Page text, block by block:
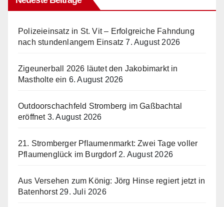
Polizeieinsatz in St. Vit – Erfolgreiche Fahndung
nach stundenlangem Einsatz 7. August 2026
Zigeunerball 2026 läutet den Jakobimarkt in
Mastholte ein 6. August 2026
Outdoorschachfeld Stromberg im Gaßbachtal
eröffnet 3. August 2026
21. Stromberger Pflaumenmarkt: Zwei Tage voller
Pflaumenglück im Burgdorf 2. August 2026
Aus Versehen zum König: Jörg Hinse regiert jetzt in
Batenhorst 29. Juli 2026